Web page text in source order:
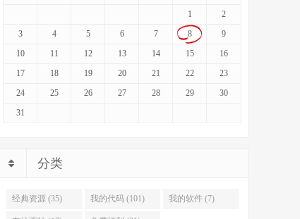
1
2
3
4 5 6 7 8
9
10
11 12 13 14 15
16
17
18 19 20 21 22
23
24
25 26 27 28 29
30
31
分类
经典资源 (35) 我的代码 (101) 我的软件 (7)